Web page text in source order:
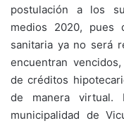
postulación a los
medios 2020, pues
sanitaria ya no será
encuentran
de créditos
de manera
municipalidad de